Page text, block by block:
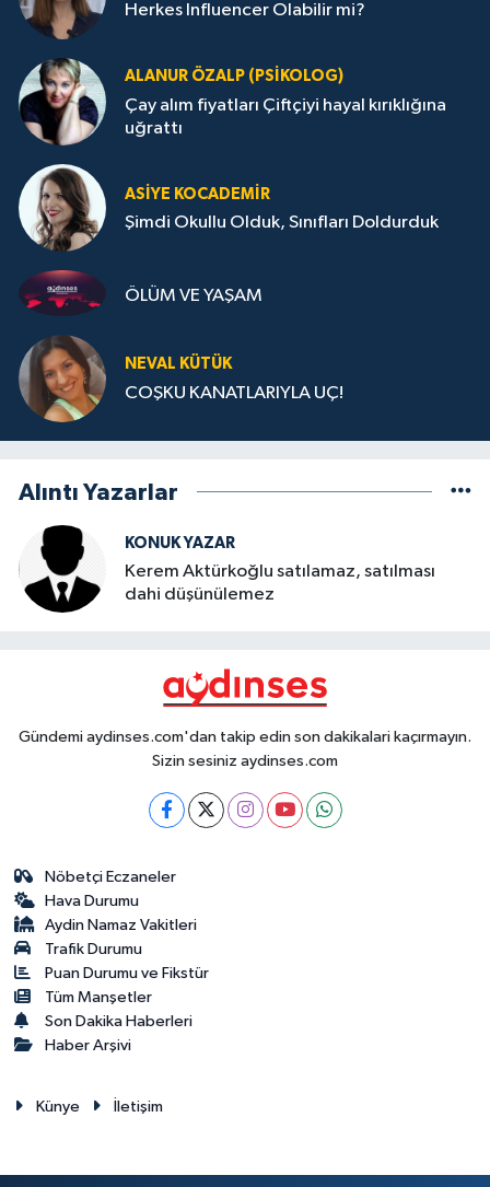
Herkes Influencer Olabilir mi?
ALANUR ÖZALP (PSIKOLOG)
Çay alım fiyatları Çiftçiyi hayal kırıklığına
uğrattı
ASIYE KOCADEMİR
Şimdi Okullu Olduk, Sınıfları Doldurduk
ÖLÜM VE YAŞAM
NEVAL KÜTÜK
COŞKU KANATLARIYLA UÇ!
Alıntı Yazarlar
KONUK YAZAR
Kerem Aktürkoğlu satılamaz, satılması
dahi düşünülemez
Gündemi aydinses.com'dan takip edin son dakikalari kaçırmayın.
Sizin sesiniz aydinses.com
Nöbetçi Eczaneler
Hava Durumu
Aydin Namaz Vakitleri
Trafik Durumu
Puan Durumu ve Fikstür
Tüm Manşetler
Son Dakika Haberleri
Haber Arşivi
Künye İletişim